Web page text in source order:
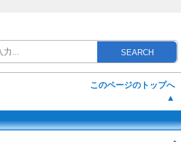
SEARCH
このページのトップへ
▲